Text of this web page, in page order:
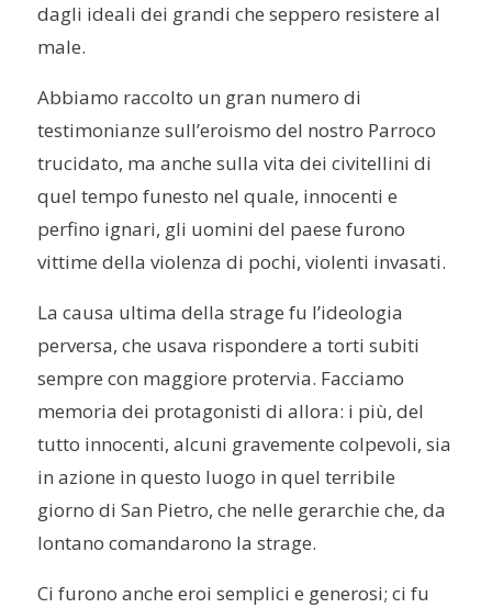
dagli ideali dei grandi che seppero resistere al
male.
Abbiamo raccolto un gran numero di
testimonianze sull’eroismo del nostro Parroco
trucidato, ma anche sulla vita dei civitellini di
quel tempo funesto nel quale, innocenti e
perfino ignari, gli uomini del paese furono
vittime della violenza di pochi, violenti invasati.
La causa ultima della strage fu l’ideologia
perversa, che usava rispondere a torti subiti
sempre con maggiore protervia. Facciamo
memoria dei protagonisti di allora: i più, del
tutto innocenti, alcuni gravemente colpevoli, sia
in azione in questo luogo in quel terribile
giorno di San Pietro, che nelle gerarchie che, da
lontano comandarono la strage.
Ci furono anche eroi semplici e generosi; ci fu